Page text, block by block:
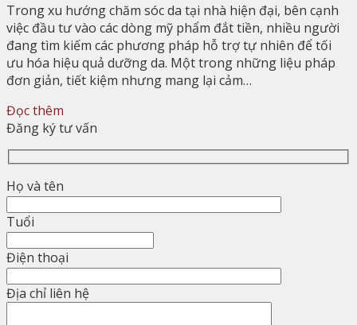
Trong xu hướng chăm sóc da tại nhà hiện đại, bên cạnh
việc đầu tư vào các dòng mỹ phẩm đắt tiền, nhiều người
đang tìm kiếm các phương pháp hỗ trợ tự nhiên để tối
ưu hóa hiệu quả dưỡng da. Một trong những liệu pháp
đơn giản, tiết kiệm nhưng mang lại cảm…
Đọc thêm
Đăng ký tư vấn
Họ và tên
Tuổi
Điện thoại
Địa chỉ liên hệ